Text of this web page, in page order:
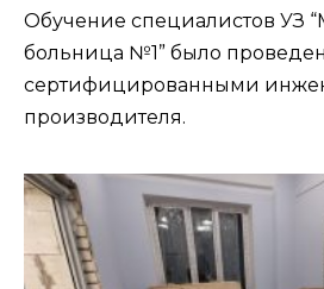
Обучение специалистов УЗ
больница №1” было
сертифицированными
производителя.